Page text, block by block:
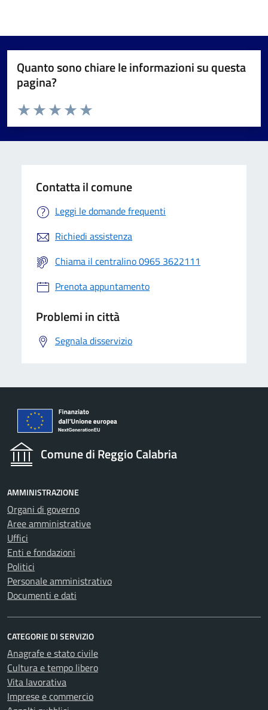
Quanto sono chiare le informazioni su questa
pagina?
Valuta da 1 a 5 stelle la pagina
Valuta 5 stelle su 5
Valuta 4 stelle su 5
Valuta 3 stelle su 5
Valuta 2 stelle su 5
Valuta 1 stelle su 5
Contatta il comune
Leggi le domande frequenti
Richiedi assistenza
Chiama il centralino 0965 3622111
Prenota appuntamento
Problemi in città
Segnala disservizio
Comune di Reggio Calabria
AMMINISTRAZIONE
Organi di governo
Aree amministrative
Uffici
Enti e fondazioni
Politici
Personale amministrativo
Documenti e dati
CATEGORIE DI SERVIZIO
Anagrafe e stato civile
Cultura e tempo libero
Vita lavorativa
Imprese e commercio